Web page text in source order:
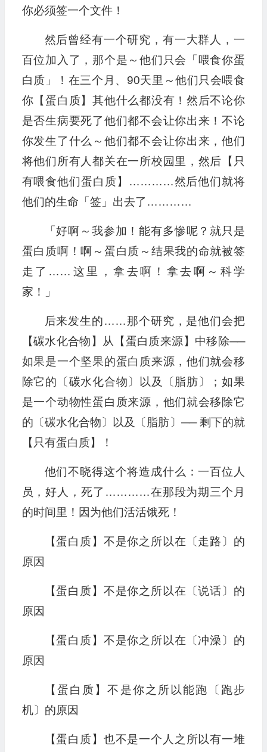
你必须签一个文件！
然后曾经有一个研究，有一大群人，一
百位加入了，那个是～他们只会「喂食你蛋
白质」！在三个月、90天里～他们只会喂食
你【蛋白质】其他什么都没有！然后不论你
是否生病要死了他们都不会让你出来！不论
你发生了什么～他们都不会让你出来，他们
将他们所有人都关在一所校园里，然后【只
有喂食他们蛋白质】…………然后他们就将
他们的生命「签」出去了…………
「好啊～我参加！能有多惨呢？就只是
蛋白质啊！啊～蛋白质～结果我的命就被签
走了……这里，拿去啊！拿去啊～科学
家！」
后来发生的……那个研究，是他们会把
【碳水化合物】从【蛋白质来源】中移除──
如果是一个坚果的蛋白质来源，他们就会移
除它的〔碳水化合物〕以及〔脂肪〕；如果
是一个动物性蛋白质来源，他们就会移除它
的〔碳水化合物〕以及〔脂肪〕── 剩下的就
【只有蛋白质】！
他们不晓得这个将造成什么：一百位人
员，好人，死了…………在那段为期三个月
的时间里！因为他们活活饿死！
【蛋白质】不是你之所以在〔走路〕的
原因
【蛋白质】不是你之所以在〔说话〕的
原因
【蛋白质】不是你之所以在〔冲澡〕的
原因
【蛋白质】不是你之所以能跑〔跑步
机〕的原因
【蛋白质】也不是一个人之所以有一堆